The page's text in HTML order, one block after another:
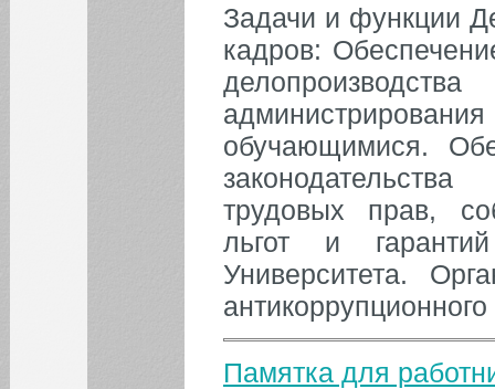
Задачи и функции
кадров:
обучающимися.
трудовых прав,
льгот и
Университета.
Памятка для